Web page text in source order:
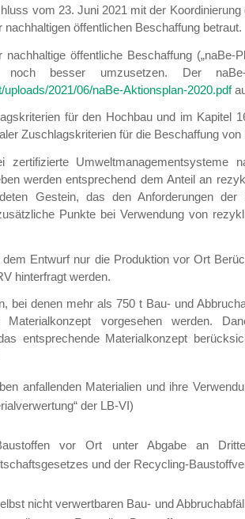
vom 23. Juni 2021 mit der
öffentlichen Beschaffung betraut.
öffentliche Beschaffung
noch besser umzusetzen. Der
2021/06/naBe-Aktionsplan-2020.pdf
für den Hochbau und im Kapitel
Zuschlagskriterien für die Beschaffung
zertifizierte Umweltmanagementsysteme
werden entsprechend dem Anteil an
Gestein, das den Anforderungen der
Punkte bei Verwendung von
Entwurf nur die Produktion vor Ort
hinterfragt werden.
bei denen mehr als 750 t Bau- und
Materialkonzept vorgesehen werden.
entsprechende Materialkonzept
anfallenden Materialien und ihre
der LB-VI)
vor Ort unter Abgabe an
und der Recycling-
nicht verwertbaren Bau- und